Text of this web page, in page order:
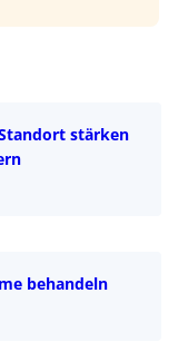
stärken
behandeln